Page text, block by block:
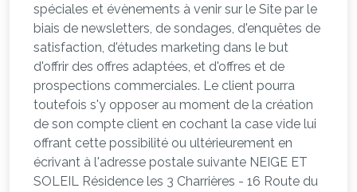
spéciales et évènements à venir sur le Site par le
biais de newsletters, de sondages, d'enquêtes de
satisfaction, d'études marketing dans le but
d'offrir des offres adaptées, et d'offres et de
prospections commerciales. Le client pourra
toutefois s'y opposer au moment de la création
de son compte client en cochant la case vide lui
offrant cette possibilité ou ultérieurement en
écrivant à l'adresse postale suivante NEIGE ET
SOLEIL Résidence les 3 Charrières - 16 Route du